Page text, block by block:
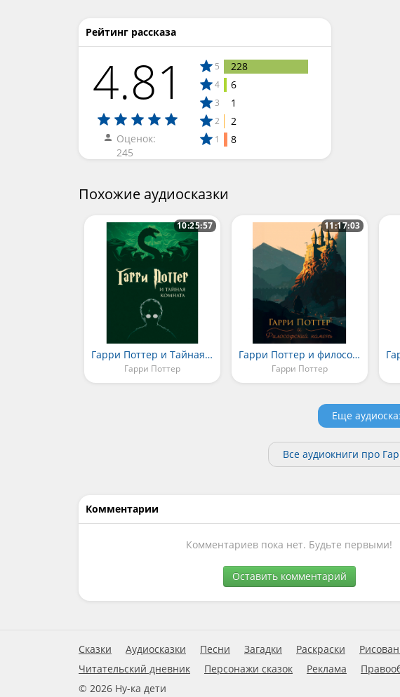
Рейтинг рассказа
4.81
Оценок:
245
5 228
4 6
3 1
2 2
1 8
Похожие аудиосказки
Гарри Поттер и Тайная комната
Гарри Поттер
10:25:57
Гарри Поттер и философский камень
Гарри Поттер
11:17:03
Еще
Все аудиокниги про
Комментарии
Комментариев пока нет. Будьте первыми!
Оставить комментарий
Сказки Аудиосказки Песни Загадки Раскраски
Читательский дневник
Персонажи сказок Реклама
© 2026 Ну-ка дети